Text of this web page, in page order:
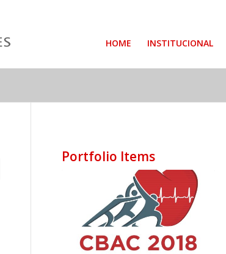
HOME INSTITUCIONAL
Portfolio Items